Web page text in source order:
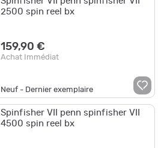
2500 spin reel bx
159,90 €
Achat Immédiat
Neuf - Dernier exemplaire
Spinfisher VII penn spinfisher VII
4500 spin reel bx